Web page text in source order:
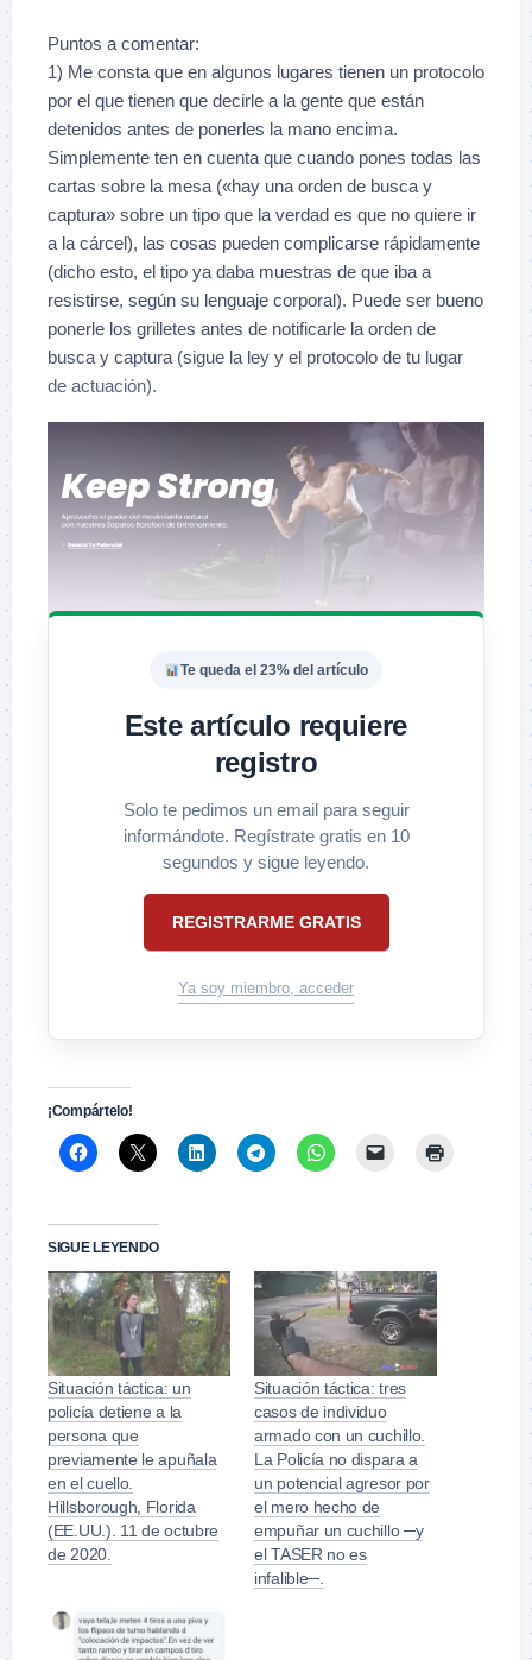
Puntos a comentar:
1) Me consta que en algunos lugares tienen un protocolo
por el que tienen que decirle a la gente que están
detenidos antes de ponerles la mano encima.
Simplemente ten en cuenta que cuando pones todas las
cartas sobre la mesa («hay una orden de busca y
captura» sobre un tipo que la verdad es que no quiere ir
a la cárcel), las cosas pueden complicarse rápidamente
(dicho esto, el tipo ya daba muestras de que iba a
resistirse, según su lenguaje corporal). Puede ser bueno
ponerle los grilletes antes de notificarle la orden de
busca y captura (sigue la ley y el protocolo de tu lugar
de actuación).
Te queda el 23% del artículo
Este artículo requiere
registro
Solo te pedimos un email para seguir
informándote. Regístrate gratis en 10
segundos y sigue leyendo.
REGISTRARME GRATIS
Ya soy miembro, acceder
¡Compártelo!
SIGUE LEYENDO
Situación táctica: un
policía detiene a la
persona que
previamente le apuñala
en el cuello.
Hillsborough, Florida
(EE.UU.). 11 de octubre
de 2020.
Situación táctica: tres
casos de individuo
armado con un cuchillo.
La Policía no dispara a
un potencial agresor por
el mero hecho de
empuñar un cuchillo ─y
el TASER no es
infalible─.